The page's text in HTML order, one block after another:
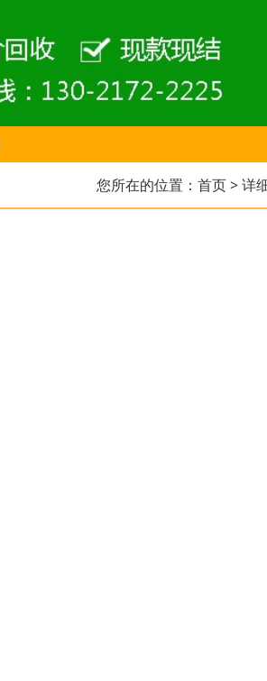
您所在的位置： 首页> 详